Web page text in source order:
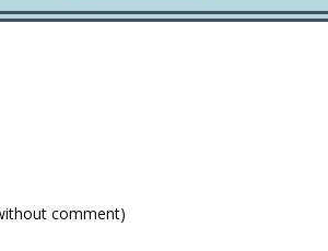
comment)